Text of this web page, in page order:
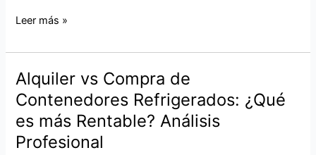
Leer más »
Alquiler vs Compra de
Contenedores Refrigerados: ¿Qué
es más Rentable? Análisis
Profesional
Alquiler
vs
Compra
de
Contenedores